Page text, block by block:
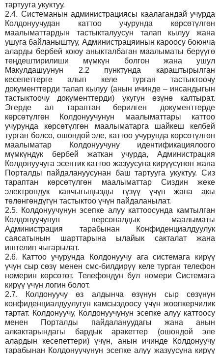
тартууга укуктуу.
2.4. Системанын администрациясы каалагандай учурда
Колдонуучудан каттоо учурунда көрсөтүлгөн
маалыматтардын тастыкталуусун талап кылуу жана
ушуга байланыштуу, Администрацяинын кароосу боюнча
аларды бербей коюу аныкталбаган маалыматы берүүгө
теңдештирилиши мүмкүн болгон жана ушул
Макулдашуунун 2.2 пунктунда караштырылган
кесепеттерге алып келе турган тастыктоочу
документтерди талап кылуу (анын ичинде – инсандыгын
тастыктоочу документтерди) укугун өзүнө калтырат.
Эгерде ал тараптан берилген документтерде
көрсөтүлгөн Колдонуучунун маалыматтары каттоо
учурунда көрсөтүлгөн маалыматарга шайкеш келбей
турган болсо, ошондой эле, каттоо учурунда көрсөтүлгөн
маалыматар Колдонуучуну идентификациялоого
мүмкүндүк бербей жаткан учурда, Администрация
Колдонуучуга эсептик каттоо жазуусуна кирүүсүнөн жана
Порталды пайдалануусунан баш тартууга укуктуу. Сиз
тараптан көрсөтүлгөн маалыматтар Сиздин жеке
электрондук капчыгыңызды түзүү үчүн жана акы
төлөнгөндүгүн тастыктоо үчүн пайдаланылат.
2.5. Колдонуучунун эсепке алуу каттоосунда камтылган
Колдонуучунун персоналдык маалыматы
Администрация тарабынан Конфиденциалдуулук
саясатынын шарттарына ылайык сакталат жана
иштелип чыгарылат.
2.6.
Каттоо учурунда Колдонуучу ага системага кирүү
үчүн сыр сөзү менен смс-билдирүү келе турган телефон
номерин көрсөтөт. Телефондун бул номери Системага
кирүү үчүн логин болот.
2.7.
Колдонуучу өз алдынча өзүнүн сыр сөзүнүн
конфиденциалдуулугун камсыздоосу үчүн жоопкерчилик
тартат. Колдонуучу, Колдонуучунун эсепке алуу каттоосу
менен Порталды пайдалануудагы жана анын
алкактарындагы бардык аракеттер (ошондой эле
алардын кесепеттери) үчүн, анын ичинде Колдонуучу
тарабынан Колдонуучунун эсепке алуу жазуусуна кирүү